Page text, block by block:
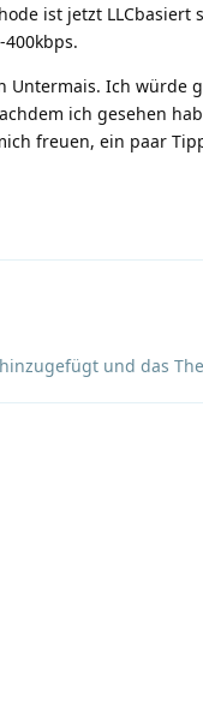
ist jetzt
Untermais. Ich würde
ich gesehen
freuen, ein paar
hinzugefügt und das